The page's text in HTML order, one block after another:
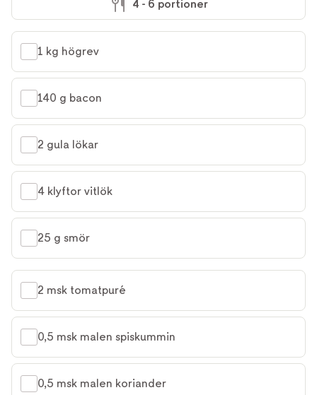
4 - 6 portioner
1 kg högrev
140 g bacon
2 gula lökar
4 klyftor vitlök
25 g smör
2 msk tomatpuré
0,5 msk malen spiskummin
0,5 msk malen koriander